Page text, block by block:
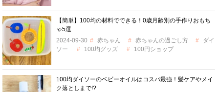
【簡単】100均の材料でできる！0歳月齢別の手作りおもち
ゃ5選
2024-09-30
赤ちゃん 赤ちゃんの過ごし方
ダイ
ソー
100均グッズ 100円ショップ
100均ダイソーのベビーオイルはコスパ最強！髪ケアやメイ
ク落としまで!?